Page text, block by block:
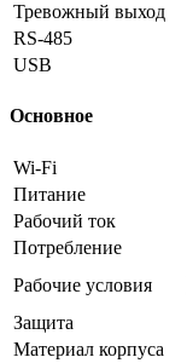
Тревожный выход
RS-485
USB
Основное
Wi-Fi
Питание
Рабочий ток
Потребление
Рабочие условия
Защита
Материал корпуса